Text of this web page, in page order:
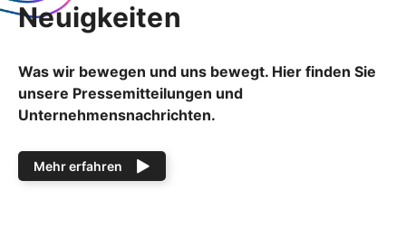
Neuigkeiten
Was wir bewegen und uns bewegt. Hier finden Sie
unsere Pressemitteilungen und
Unternehmensnachrichten.
Mehr erfahren